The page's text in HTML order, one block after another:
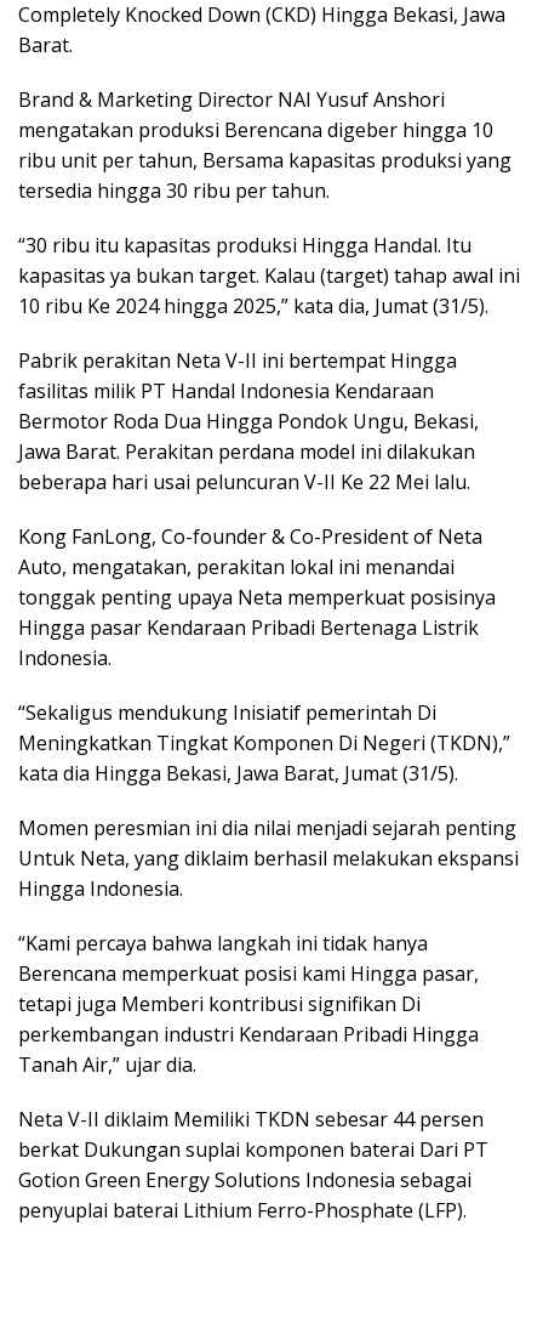
Completely Knocked Down (CKD) Hingga Bekasi, Jawa
Barat.
Brand & Marketing Director NAI Yusuf Anshori
mengatakan produksi Berencana digeber hingga 10
ribu unit per tahun, Bersama kapasitas produksi yang
tersedia hingga 30 ribu per tahun.
“30 ribu itu kapasitas produksi Hingga Handal. Itu
kapasitas ya bukan target. Kalau (target) tahap awal ini
10 ribu Ke 2024 hingga 2025,” kata dia, Jumat (31/5).
Pabrik perakitan Neta V-II ini bertempat Hingga
fasilitas milik PT Handal Indonesia Kendaraan
Bermotor Roda Dua Hingga Pondok Ungu, Bekasi,
Jawa Barat. Perakitan perdana model ini dilakukan
beberapa hari usai peluncuran V-II Ke 22 Mei lalu.
Kong FanLong, Co-founder & Co-President of Neta
Auto, mengatakan, perakitan lokal ini menandai
tonggak penting upaya Neta memperkuat posisinya
Hingga pasar Kendaraan Pribadi Bertenaga Listrik
Indonesia.
“Sekaligus mendukung Inisiatif pemerintah Di
Meningkatkan Tingkat Komponen Di Negeri (TKDN),”
kata dia Hingga Bekasi, Jawa Barat, Jumat (31/5).
Momen peresmian ini dia nilai menjadi sejarah penting
Untuk Neta, yang diklaim berhasil melakukan ekspansi
Hingga Indonesia.
“Kami percaya bahwa langkah ini tidak hanya
Berencana memperkuat posisi kami Hingga pasar,
tetapi juga Memberi kontribusi signifikan Di
perkembangan industri Kendaraan Pribadi Hingga
Tanah Air,” ujar dia.
Neta V-II diklaim Memiliki TKDN sebesar 44 persen
berkat Dukungan suplai komponen baterai Dari PT
Gotion Green Energy Solutions Indonesia sebagai
penyuplai baterai Lithium Ferro-Phosphate (LFP).